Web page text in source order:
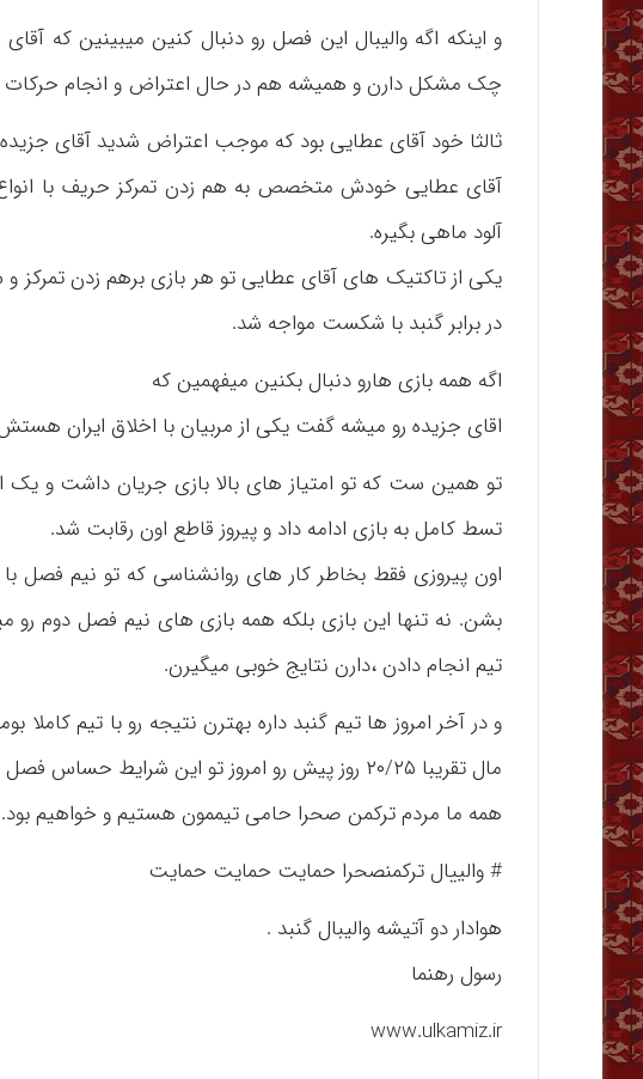
و اینکه اگه والیبال این فصل رو دنبال کنین میبینین که
چک مشکل دارن و همیشه هم در حال اعتراض و انجام
ثالثا خود آقای عطایی بود که موجب اعتراض شدید آقای
آقای عطایی خودش متخصص به هم زدن تمرکز حریف با
آلود ماهی بگیره.
یکی از تاکتیک های آقای عطایی تو هر بازی برهم زدن
در برابر گنبد با شکست مواجه شد.
اگه همه بازی هارو دنبال بکنین میفهمین که
اقای جزیده رو میشه گفت یکی از مربیان با اخلاق ایران
تو همین ست که تو امتیاز های بالا بازی جریان داشت و یک
تسط کامل به بازی ادامه داد و پیروز قاطع اون رقابت شد.
اون پیروزی فقط بخاطر کار های روانشناسی که تو نیم فصل با
بشن. نه تنها این بازی بلکه همه بازی های نیم فصل دوم
تیم انجام دادن ،دارن نتایج خوبی میگیرن.
و در آخر امروز ها تیم گنبد داره بهترن نتیجه رو با تیم
مال تقریبا ۲۰/۲۵ روز پیش رو امروز تو این شرایط حساس فصل رو الان بیان کنین.
همه ما مردم ترکمن صحرا حامی تیممون هستیم و خواهیم بود.
# والییال ترکمنصحرا حمایت حمایت حمایت
هوادار دو آتیشه والیبال گنبد .
رسول رهنما
www.ulkamiz.ir